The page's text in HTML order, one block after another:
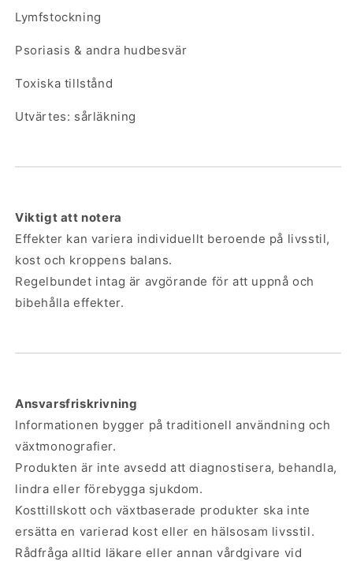
Lymfstockning
Psoriasis & andra hudbesvär
Toxiska tillstånd
Utvärtes: sårläkning
Viktigt att notera
Effekter kan variera individuellt beroende på livsstil,
kost och kroppens balans.
Regelbundet intag är avgörande för att uppnå och
bibehålla effekter.
Ansvarsfriskrivning
Informationen bygger på traditionell användning och
växtmonografier.
Produkten är inte avsedd att diagnostisera, behandla,
lindra eller förebygga sjukdom.
Kosttillskott och växtbaserade produkter ska inte
ersätta en varierad kost eller en hälsosam livsstil.
Rådfråga alltid läkare eller annan vårdgivare vid